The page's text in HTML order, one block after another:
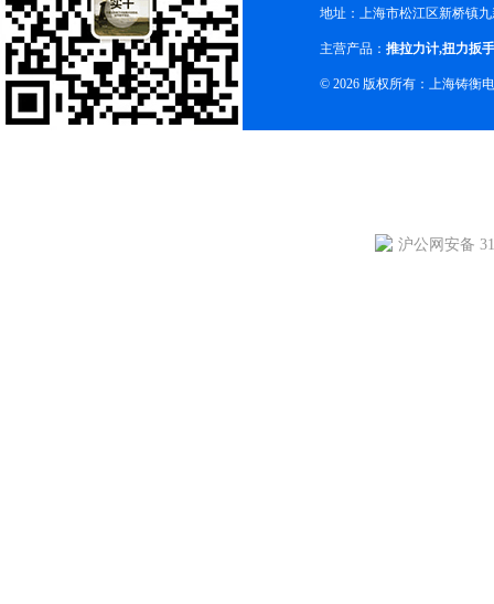
地址：上海市松江区新桥镇
主营产品： 推拉力计,扭力扳手
© 2026 版权所有：上海铸衡
沪公网安备